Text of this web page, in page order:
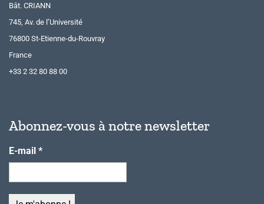
Bât. CRIANN
745, Av. de l’Université
76800 St-Etienne-du-Rouvray
France
+33 2 32 80 88 00
Abonnez-vous à notre newsletter
E-mail *